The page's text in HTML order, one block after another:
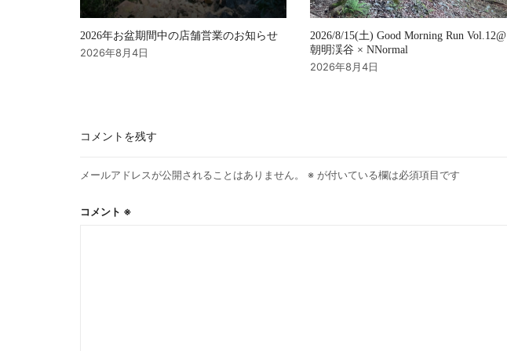
2026年お盆期間中の店舗営業のお知らせ
2026年8月4日
2026/8/15(土) Good Morning Run Vol.12@
朝明渓谷 × NNormal
2026年8月4日
コメントを残す
メールアドレスが公開されることはありません。 ※ が付いている欄は必須項目です
コメント ※